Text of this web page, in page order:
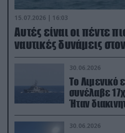
15.07.2026 | 16:03
Aυτές είναι οι πέντε
ναυτικές δυνάμεις
30.06.2026
Το Λιμενικό
συνέλαβε
Ήταν
μεταναστών
30.06.2026